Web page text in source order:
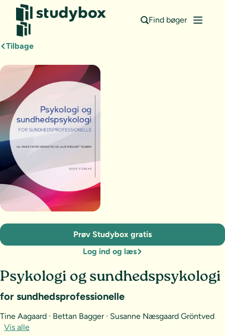
Find bøger
Tilbage
Psykologi og sundhedspsykologi
for sundhedsprofessionelle
Tine Aagaard · Bettan Bagger · Susanne Næsgaard Gröntved
Vis alle
Prøv Studybox gratis
Log ind og læs